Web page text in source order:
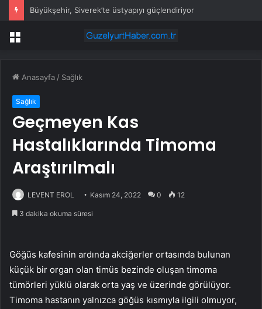
Büyükşehir, Siverek’te üstyapıyı güçlendiriyor
Menü
Anasayfa / Sağlık
Sağlık
Geçmeyen Kas
Hastalıklarında Timoma
Araştırılmalı
LEVENT EROL Kasım 24, 2022 0 12
3 dakika okuma süresi
Göğüs kafesinin ardında akciğerler ortasında bulunan
küçük bir organ olan timüs bezinde oluşan timoma
tümörleri yüklü olarak orta yaş ve üzerinde görülüyor.
Timoma hastanın yalnızca göğüs kısmıyla ilgili olmuyor,